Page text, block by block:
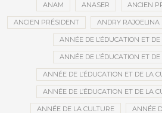
ANAM ANASER ANCIEN
ANCIEN PRÉSIDENT ANDRY RAJOELINA
ANNÉE DE L’ÉDUCATION ET
ANNÉE DE L’ÉDUCATION ET
ANNÉE DE L’ÉDUCATION ET DE LA
ANNÉE DE L’ÉDUCATION ET DE LA
ANNÉE DE LA CULTURE ANNÉE